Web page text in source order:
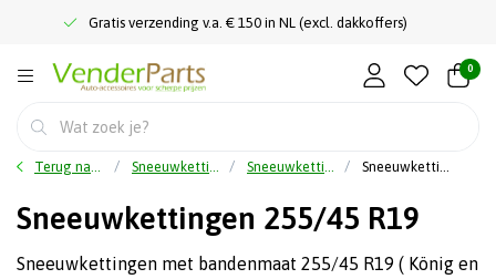
Gratis verzending v.a. € 150 in NL (excl. dakkoffers)
0
Terug naar home Sneeuwkettingen Sneeuwkettingen op Maat Sneeuwkettingen 255/45 R19
Sneeuwkettingen 255/45 R19
Sneeuwkettingen met bandenmaat 255/45 R19 ( König en